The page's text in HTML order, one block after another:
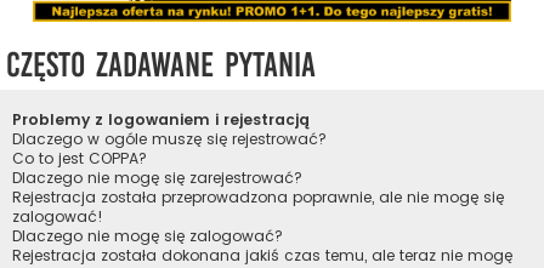
Często zadawane pytania
Problemy z logowaniem i rejestracją
Dlaczego w ogóle muszę się rejestrować?
Co to jest COPPA?
Dlaczego nie mogę się zarejestrować?
Rejestracja została przeprowadzona poprawnie, ale nie mogę się
zalogować!
Dlaczego nie mogę się zalogować?
Rejestracja została dokonana jakiś czas temu, ale teraz nie mogę